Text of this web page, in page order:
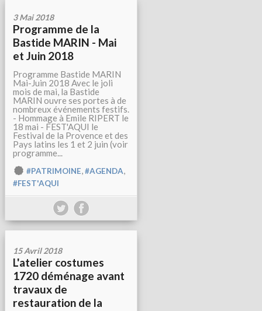
3 Mai 2018
Programme de la
Bastide MARIN - Mai
et Juin 2018
Programme Bastide MARIN
Mai-Juin 2018 Avec le joli
mois de mai, la Bastide
MARIN ouvre ses portes à de
nombreux événements festifs.
- Hommage à Emile RIPERT le
18 mai - FEST'AQUI le
Festival de la Provence et des
Pays latins les 1 et 2 juin (voir
programme...
#PATRIMOINE,#AGENDA,
#FEST'AQUI
15 Avril 2018
L'atelier costumes
1720 déménage avant
travaux de
restauration de la